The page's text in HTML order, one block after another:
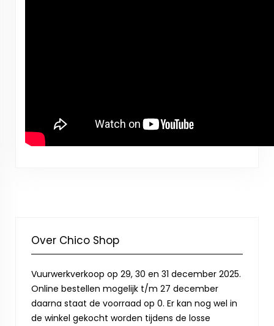
Over Chico Shop
Vuurwerkverkoop op 29, 30 en 31 december 2025.
Online bestellen mogelijk t/m 27 december
daarna staat de voorraad op 0. Er kan nog wel in
de winkel gekocht worden tijdens de losse